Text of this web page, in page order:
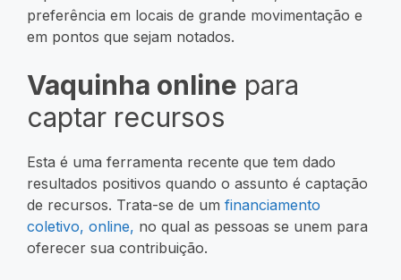
preferência em locais de grande movimentação e
em pontos que sejam notados.
Vaquinha online para
captar recursos
Esta é uma ferramenta recente que tem dado
resultados positivos quando o assunto é captação
de recursos. Trata-se de um financiamento
coletivo, online, no qual as pessoas se unem para
oferecer sua contribuição.